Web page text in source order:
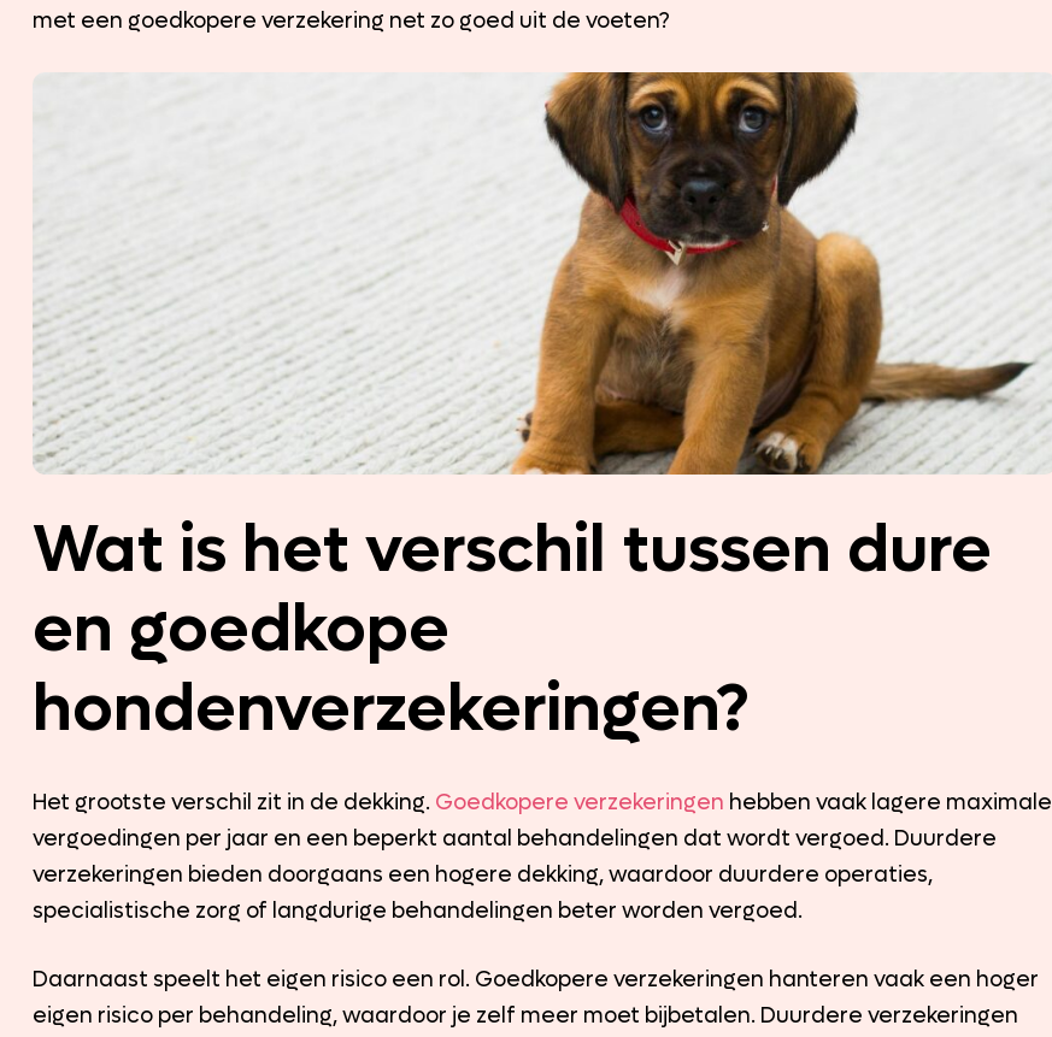
met een goedkopere verzekering net zo goed uit de voeten?
Wat is het verschil tussen dure
en goedkope
hondenverzekeringen?
Het grootste verschil zit in de dekking. Goedkopere verzekeringen hebben vaak lagere maximale
vergoedingen per jaar en een beperkt aantal behandelingen dat wordt vergoed. Duurdere
verzekeringen bieden doorgaans een hogere dekking, waardoor duurdere operaties,
specialistische zorg of langdurige behandelingen beter worden vergoed.
Daarnaast speelt het eigen risico een rol. Goedkopere verzekeringen hanteren vaak een hoger
eigen risico per behandeling, waardoor je zelf meer moet bijbetalen. Duurdere verzekeringen